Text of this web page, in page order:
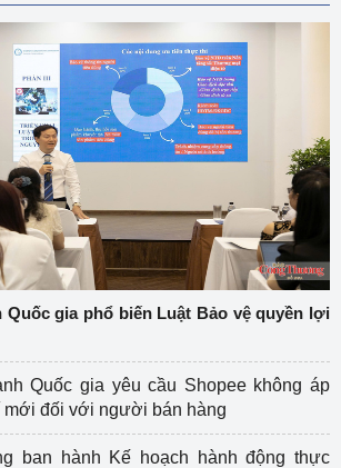
Quốc gia phổ biến Luật Bảo vệ quyền lợi
Quốc gia yêu cầu Shopee không áp
mới đối với người bán hàng
ban hành Kế hoạch hành động thực